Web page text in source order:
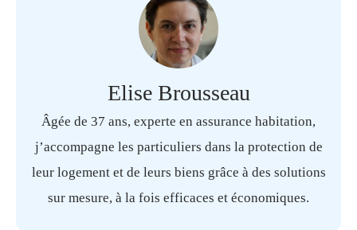
Elise Brousseau
Âgée de 37 ans, experte en assurance habitation,
j’accompagne les particuliers dans la protection de
leur logement et de leurs biens grâce à des solutions
sur mesure, à la fois efficaces et économiques.